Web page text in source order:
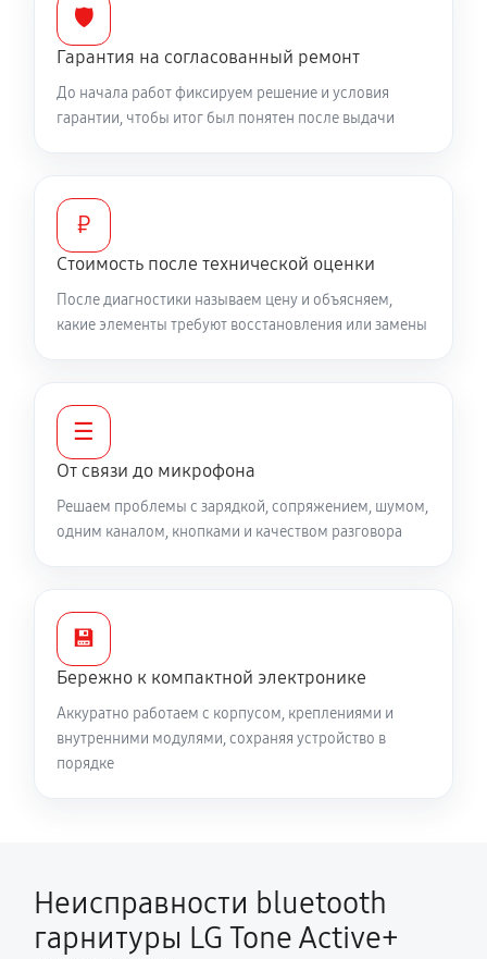
🛡️
Гарантия на согласованный ремонт
До начала работ фиксируем решение и условия
гарантии, чтобы итог был понятен после выдачи
₽
Стоимость после технической оценки
После диагностики называем цену и объясняем,
какие элементы требуют восстановления или замены
☰
От связи до микрофона
Решаем проблемы с зарядкой, сопряжением, шумом,
одним каналом, кнопками и качеством разговора
💾
Бережно к компактной электронике
Аккуратно работаем с корпусом, креплениями и
внутренними модулями, сохраняя устройство в
порядке
Неисправности bluetooth
гарнитуры LG Tone Active+